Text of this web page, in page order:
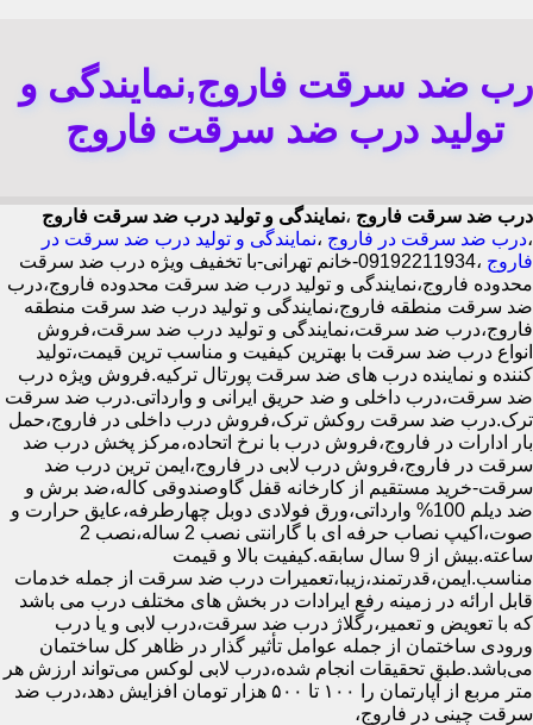
ضد سرقت فاروج,نمایندگی و
تولید درب ضد سرقت فاروج
درب ضد سرقت فاروج ،نمایندگی و تولید درب ضد سرقت فاروج
،درب ضد سرقت در فاروج ،نمایندگی و تولید درب ضد سرقت در
فاروج
،09192211934-خانم تهرانی-با تخفیف ویژه درب ضد سرقت
محدوده فاروج،نمایندگی و تولید درب ضد سرقت محدوده فاروج،درب
ضد سرقت منطقه فاروج،نمایندگی و تولید درب ضد سرقت منطقه
فاروج،درب ضد سرقت،نمایندگی و تولید درب ضد سرقت،فروش
انواع درب ضد سرقت با بهترین کیفیت و مناسب ترین قیمت،تولید
کننده و نماینده درب های ضد سرقت پورتال ترکیه.فروش ویژه درب
ضد سرقت،درب داخلی و ضد حریق ایرانی و وارداتی.درب ضد سرقت
ترک.درب ضد سرقت روکش ترک،فروش درب داخلی در فاروج،حمل
بار ادارات در فاروج،فروش درب با نرخ اتحاده،مرکز پخش درب ضد
سرقت در فاروج،فروش درب لابی در فاروج،ایمن ترین درب ضد
سرقت-خرید مستقیم از کارخانه قفل گاوصندوقی کاله،ضد برش و
ضد دیلم 100% وارداتی،ورق فولادی دوبل چهارطرفه،عایق حرارت و
صوت،اکیپ نصاب حرفه ای با گارانتی نصب 2 ساله،نصب 2
ساعته.بیش از 9 سال سابقه.کیفیت بالا و قیمت
مناسب.ایمن،قدرتمند،زیبا،تعمیرات درب ضد سرقت از جمله خدمات
قابل ارائه در زمینه رفع ایرادات در بخش های مختلف درب می باشد
که با تعویض و تعمیر،رگلاژ درب ضد سرقت،درب لابی و یا درب
ورودی ساختمان از جمله عوامل تأثیر گذار در ظاهر کل ساختمان
می‌باشد.طبق تحقیقات انجام شده،درب لابی لوکس می‌تواند ارزش هر
متر مربع از آپارتمان را ۱۰۰ تا ۵۰۰ هزار تومان افزایش دهد،درب ضد
سرقت چینی در فاروج،